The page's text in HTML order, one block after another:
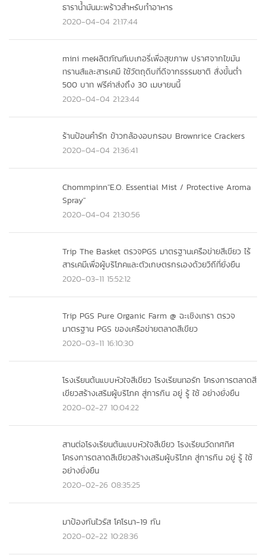
ธาราน้ำมันมะพร้าวสำหรับทำอาหาร
2020-04-04 21:17:44
mini meผลิตภัณฑ์เบเกอรี่เพื่อสุขภาพ ปราศจากไขมัน
ทรานส์และสารเคมี ใช้วัตถุดิบที่ดีจากธรรมชาติ สั่งขั้นต่ำ
500 บาท ฟรีค่าส่งถึง 30 เมษายนนี้
2020-04-04 21:23:44
ร้านป้อนคำรัก ข้าวกล้องอบกรอบ Brownrice Crackers
2020-04-04 21:36:41
Chommpinn"E.O. Essential Mist / Protective Aroma
Spray"
2020-04-04 21:30:56
Trip The Basket ตรวจPGS มาตรฐานเครือข่ายสีเขียว ไร้
สารเคมีเพื่อผู้บริโภคและตัวเกษตรกรเองด้วยวิถีที่ยั่งยืน
2020-03-11 15:52:12
Trip PGS Pure Organic Farm @ ฉะเชิงเทรา ตรวจ
มาตรฐาน PGS ของเครือข่ายตลาดสีเขียว
2020-03-11 16:10:30
โรงเรียนต้นแบบหัวใจสีเขียว โรงเรียนทอรัก โครงการตลาดสี
เขียวสร้างเสริมผู้บริโภค สู่การกิน อยู่ รู้ ใช้ อย่างยั่งยืน
2020-02-27 10:04:22
สานต่อโรงเรียนต้นแบบหัวใจสีเขียว โรงเรียนวัดทศทิศ
โครงการตลาดสีเขียวสร้างเสริมผู้บริโภค สู่การกิน อยู่ รู้ ใช้
อย่างยั่งยืน
2020-02-26 08:35:25
มาป้องกันไวรัส โคโรนา-19 กัน
2020-02-22 10:28:36